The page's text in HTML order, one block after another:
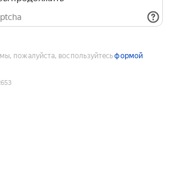
пожалуйста, воспользуйтесьформой